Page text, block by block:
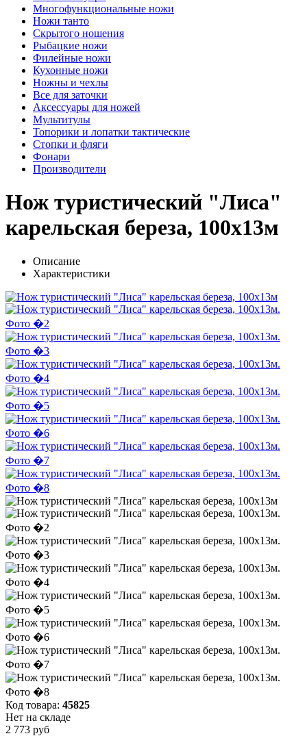
Многофункциональные ножи
Ножи танто
Скрытого ношения
Рыбацкие ножи
Филейные ножи
Кухонные ножи
Ножны и чехлы
Все для заточки
Аксессуары для ножей
Мультитулы
Топорики и лопатки тактические
Стопки и фляги
Фонари
Производители
Нож туристический "Лиса"
карельская береза, 100х13м
Описание
Характеристики
Код товара: 45825
Нет на складе
2 773 руб